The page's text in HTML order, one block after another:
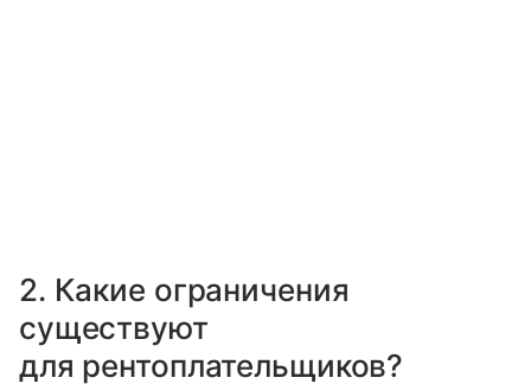
2. Какие ограничения
существуют
для рентоплательщиков?